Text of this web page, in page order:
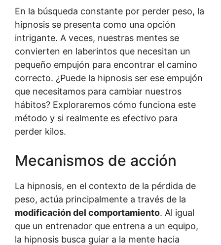
En la búsqueda constante por perder peso, la
hipnosis se presenta como una opción
intrigante. A veces, nuestras mentes se
convierten en laberintos que necesitan un
pequeño empujón para encontrar el camino
correcto. ¿Puede la hipnosis ser ese empujón
que necesitamos para cambiar nuestros
hábitos? Exploraremos cómo funciona este
método y si realmente es efectivo para
perder kilos.
Mecanismos de acción
La hipnosis, en el contexto de la pérdida de
peso, actúa principalmente a través de la
modificación del comportamiento. Al igual
que un entrenador que entrena a un equipo,
la hipnosis busca guiar a la mente hacia